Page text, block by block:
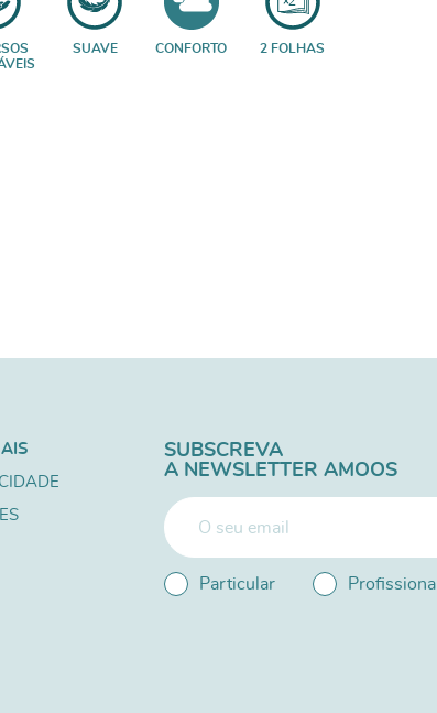
SUAVE CONFORTO 2 FOLHAS
SUBSCREVA
A NEWSLETTER AMOOS
Particular Profissional